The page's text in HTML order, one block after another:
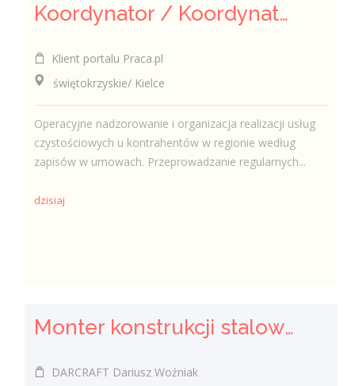
Koordynator / Koordynatorka Usług Serwisowych i Zespołów Terenowych
Klient portalu Praca.pl
świętokrzyskie/ Kielce
Operacyjne nadzorowanie i organizacja realizacji usług
czystościowych u kontrahentów w regionie według
zapisów w umowach. Przeprowadzanie regularnych...
dzisiaj
Monter konstrukcji stalowych - ślusarz (K/M/I)
DARCRAFT Dariusz Woźniak